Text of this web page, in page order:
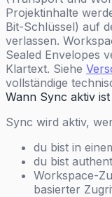
Projektinhalte
Bit-Schlüssel) auf
verlassen.
Sealed Envelopes
Klartext. Siehe
vollständige
Wann Sync aktiv ist
Sync wird aktiv,
du bist in
du bist
Workspace-
basierter